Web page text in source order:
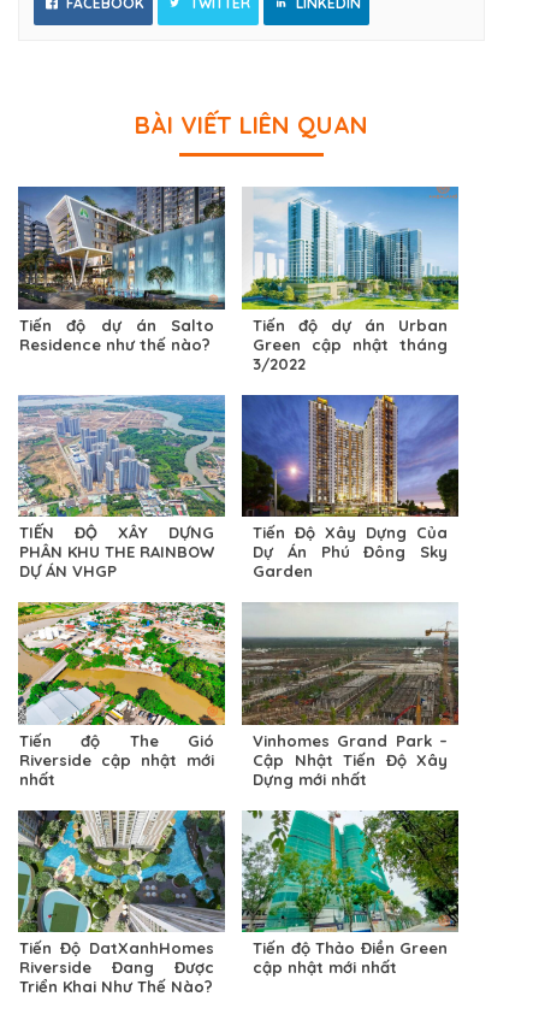
BÀI VIẾT LIÊN QUAN
Tiến độ dự án Salto
Residence như thế nào?
Tiến độ dự án Urban
Green cập nhật tháng
3/2022
TIẾN ĐỘ XÂY DỰNG
PHÂN KHU THE RAINBOW
DỰ ÁN VHGP
Tiến Độ Xây Dựng Của
Dự Án Phú Đông Sky
Garden
Tiến độ The Gió
Riverside cập nhật mới
nhất
Vinhomes Grand Park –
Cập Nhật Tiến Độ Xây
Dựng mới nhất
Tiến Độ DatXanhHomes
Riverside Đang Được
Triển Khai Như Thế Nào?
Tiến độ Thảo Điền Green
cập nhật mới nhất